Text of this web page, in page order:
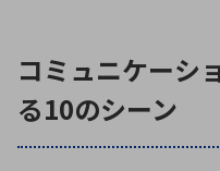
コミュニケーシ
る10のシーン